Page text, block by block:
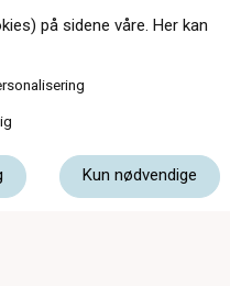
på sidene våre. Her kan
Kun nødvendige